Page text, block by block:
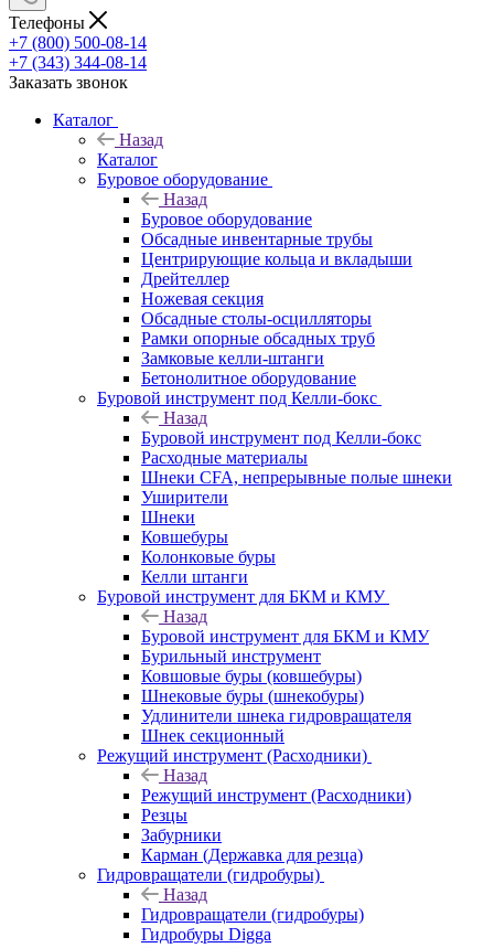
Телефоны
+7 (800) 500-08-14
+7 (343) 344-08-14
Заказать звонок
Каталог
Назад
Каталог
Буровое оборудование
Назад
Буровое оборудование
Обсадные инвентарные трубы
Центрирующие кольца и вкладыши
Дрейтеллер
Ножевая секция
Обсадные столы-осцилляторы
Рамки опорные обсадных труб
Замковые келли-штанги
Бетонолитное оборудование
Буровой инструмент под Келли-бокс
Назад
Буровой инструмент под Келли-бокс
Расходные материалы
Шнеки CFA, непрерывные полые шнеки
Уширители
Шнеки
Ковшебуры
Колонковые буры
Келли штанги
Буровой инструмент для БКМ и КМУ
Назад
Буровой инструмент для БКМ и КМУ
Бурильный инструмент
Ковшовые буры (ковшебуры)
Шнековые буры (шнекобуры)
Удлинители шнека гидровращателя
Шнек секционный
Режущий инструмент (Расходники)
Назад
Режущий инструмент (Расходники)
Резцы
Забурники
Карман (Державка для резца)
Гидровращатели (гидробуры)
Назад
Гидровращатели (гидробуры)
Гидробуры Digga